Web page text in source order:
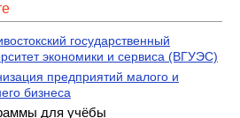
государственный
экономики и сервиса (ВГУЭС)
предприятий малого и
бизнеса
для учёбы